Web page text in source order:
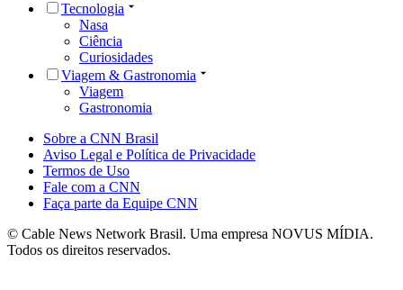
Tecnologia
Nasa
Ciência
Curiosidades
Viagem & Gastronomia
Viagem
Gastronomia
Sobre a CNN Brasil
Aviso Legal e Política de Privacidade
Termos de Uso
Fale com a CNN
Faça parte da Equipe CNN
© Cable News Network Brasil. Uma empresa NOVUS MÍDIA.
Todos os direitos reservados.